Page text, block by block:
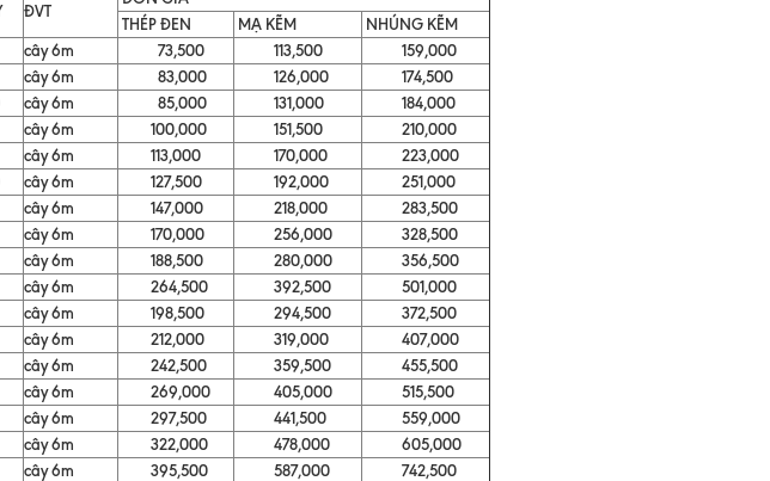
ĐVT
THÉP ĐEN
MẠ KẼM
NHÚNG KẼM
cây 6m 73,500 113,500
159,000
cây 6m 83,000 126,000
174,500
cây 6m 85,000 131,000
184,000
cây 6m 100,000 151,500
210,000
cây 6m 113,000 170,000
223,000
cây 6m 127,500 192,000
251,000
cây 6m 147,000 218,000
283,500
cây 6m 170,000 256,000
328,500
cây 6m 188,500 280,000
356,500
cây 6m 264,500 392,500
501,000
cây 6m 198,500 294,500
372,500
cây 6m 212,000 319,000
407,000
cây 6m 242,500 359,500
455,500
cây 6m 269,000 405,000
515,500
cây 6m 297,500 441,500
559,000
cây 6m 322,000 478,000
605,000
cây 6m 395,500 587,000
742,500